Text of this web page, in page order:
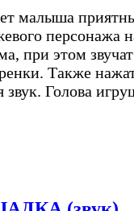
малыша
персонажа
при этом звучат
Также
звук. Голова